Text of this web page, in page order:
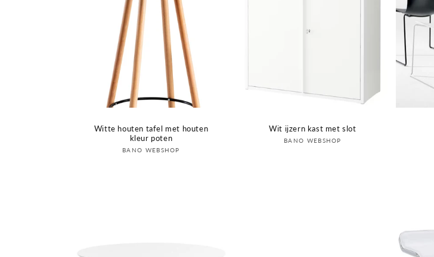
Witte houten tafel met houten
kleur poten
Verkoper:
BANO WEBSHOP
Wit ijzern kast met slot
Verkoper:
BANO WEBSHOP